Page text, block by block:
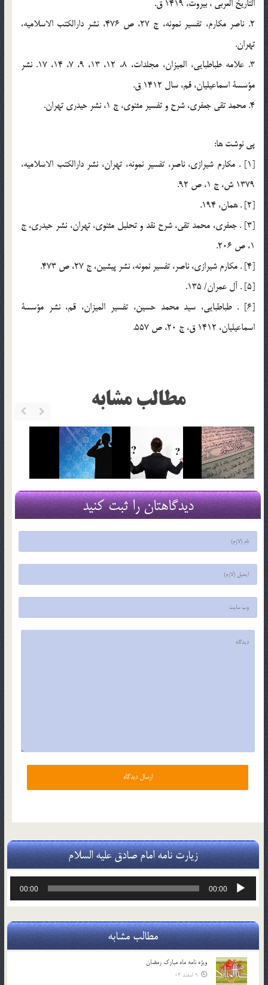
التاريخ العربي ، بيروت، 1419 ق.
2. ناصر مكارم، تفسير نمونه، ج 27، ص 476، نشر دارالكتب الاسلاميه،
تهران.
3. علامه طباطبايي، الميزان، مجلدات، 8، 12، 13، 9، 7، 14، 17. نشر
مؤسسة اسماعيليان، قم، سال 1412 ق.
4. محمد تقي جعفري، شرح و تفسير مثنوي، ج 1، نشر حيدري تهران.
پي نوشت ها:
[1] . مكارم شيرازي، ناصر، تفسير نمونه، تهران، نشر دارالكتب الاسلاميه،
1379 ش، ج 1، ص 92.
[2] . همان، 194.
[3] . جعفري، محمد تقي، شرح نقد و تحليل مثنوي، تهران، نشر حيدري، ج
1، ص 206.
[4] . مكارم شيرازي، ناصر، تفسير نمونه، نشر پيشين، ج 27، ص 473.
[5] . آل عمران/ 135.
[6] . طباطبايي، سيد محمد حسين، تفسير الميزان، قم، نشر مؤسسة
اسماعيليان، 1412 ق، ج 20، ص 557.
مطالب مشابه
دیدگاهتان را ثبت کنید
زیارت نامه امام صادق علیه السلام
پخش‌کننده
00:00
00:00
مطالب مشابه
ویژه نامه ماه مبارک رمضان
9 اسفند 03